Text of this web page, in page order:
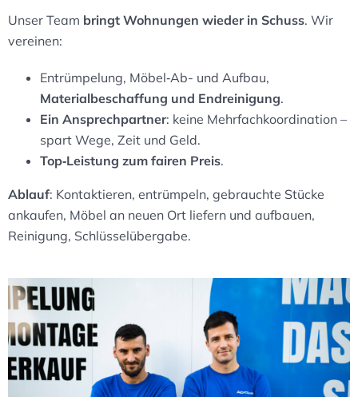
Unser Team bringt Wohnungen wieder in Schuss. Wir
vereinen:
Entrümpelung, Möbel‑Ab- und Aufbau,
Materialbeschaffung und Endreinigung.
Ein Ansprechpartner: keine Mehrfachkoordination –
spart Wege, Zeit und Geld.
Top‑Leistung zum fairen Preis.
Ablauf: Kontaktieren, entrümpeln, gebrauchte Stücke
ankaufen, Möbel an neuen Ort liefern und aufbauen,
Reinigung, Schlüsselübergabe.